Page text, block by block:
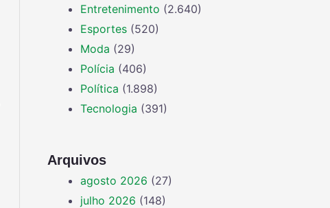
Entretenimento (2.640)
Esportes (520)
Moda (29)
Polícia (406)
Política (1.898)
Tecnologia (391)
Arquivos
agosto 2026 (27)
julho 2026 (148)